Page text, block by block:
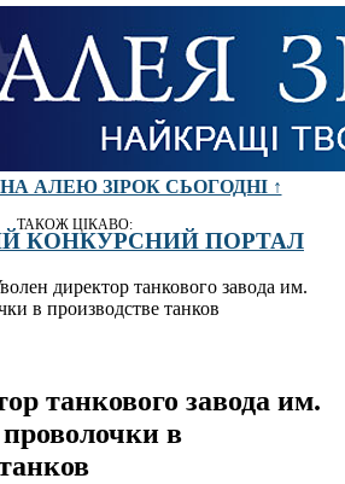
НА АЛЕЮ ЗІРОК СЬОГОДНІ ↑
ТАКОЖ ЦІКАВО:
КОНКУРСНИЙ ПОРТАЛ
директор танкового завода им.
в производстве танков
танкового завода им.
в